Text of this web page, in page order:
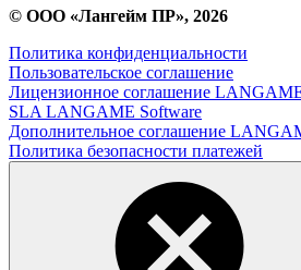
© ООО «Лангейм ПР», 2026
Политика конфиденциальности
Пользовательское соглашение
Лицензионное соглашение
SLA LANGAME Software
Дополнительное соглашение
Политика безопасности платежей